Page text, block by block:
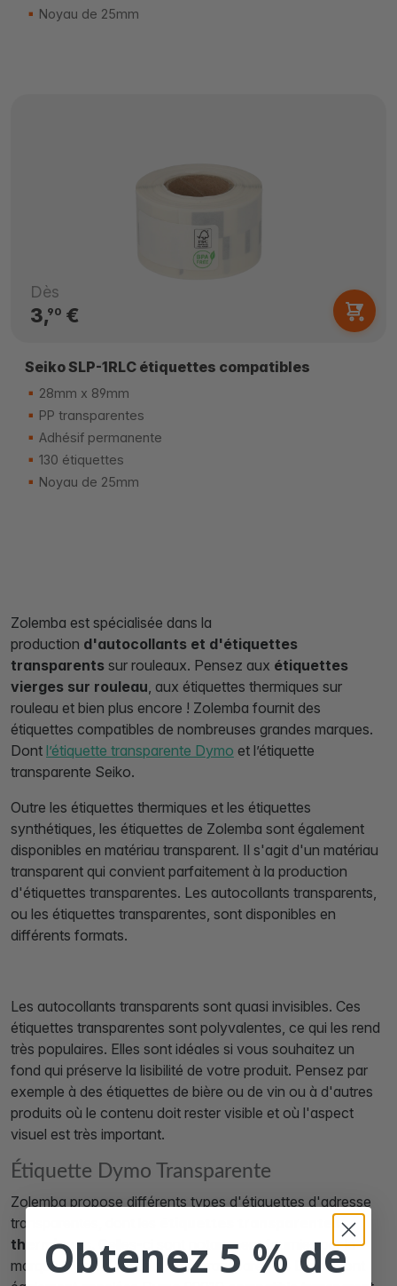
Noyau de 25mm
Dès
3,90€
Seiko SLP-1RLC étiquettes compatibles
28mm x 89mm
PP transparentes
Adhésif permanente
130 étiquettes
Noyau de 25mm
Zolemba est spécialisée dans la
production d'autocollants et d'étiquettes
transparents sur rouleaux. Pensez aux étiquettes
vierges sur rouleau, aux étiquettes thermiques sur
rouleau et bien plus encore ! Zolemba fournit des
étiquettes compatibles de nombreuses grandes marques.
Dont l’étiquette transparente Dymo et l’étiquette
transparente Seiko.
Outre les étiquettes thermiques et les étiquettes
synthétiques, les étiquettes de Zolemba sont également
disponibles en matériau transparent. Il s'agit d'un matériau
transparent qui convient parfaitement à la production
d'étiquettes transparentes. Les autocollants transparents,
ou les étiquettes transparentes, sont disponibles en
différents formats.
Les autocollants transparents sont quasi invisibles. Ces
étiquettes transparentes sont polyvalentes, ce qui les rend
très populaires. Elles sont idéales si vous souhaitez un
fond qui préserve la lisibilité de votre produit. Pensez par
exemple à des étiquettes de bière ou de vin ou à d'autres
produits où le contenu doit rester visible et où l'aspect
visuel est très important.
Étiquette Dymo Transparente
Zolemba propose différents types d'étiquettes d'adresse
transparentes, dont les
thermiques
. Celles-ci sont notamment fournies par la
marque Dymo. Ces étiquettes transparentes Dymo sont
Obtenez 5 % de